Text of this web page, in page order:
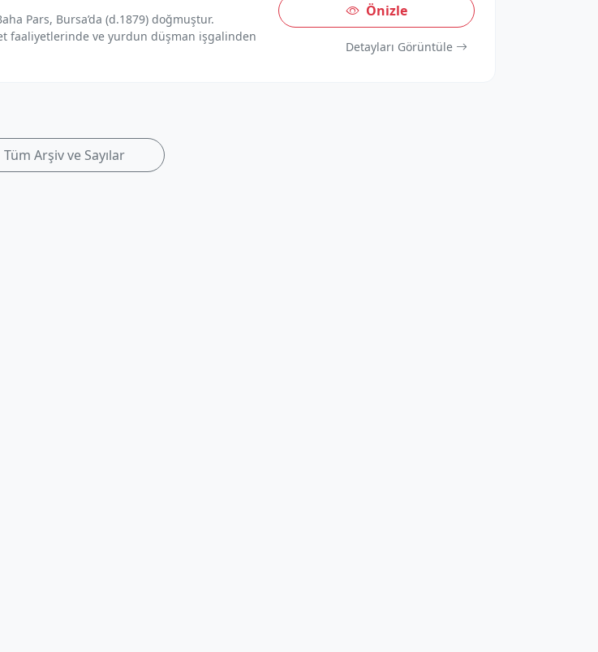
Pars, Bursa’da (d.1879) doğmuştur.
faaliyetlerinde ve yurdun düşman işgalinden
Önizle
Detayları Görüntüle
Tüm Arşiv ve Sayılar